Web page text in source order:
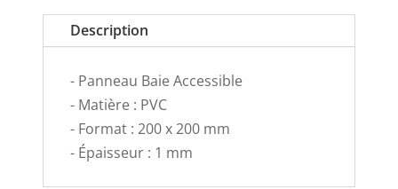
Description
- Panneau Baie Accessible
- Matière : PVC
- Format : 200 x 200 mm
- Épaisseur : 1 mm